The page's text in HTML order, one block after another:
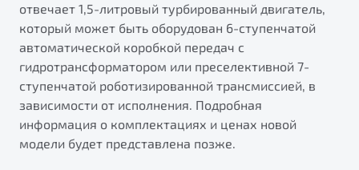
отвечает 1,5-литровый турбированный двигатель,
который может быть оборудован 6-ступенчатой
автоматической коробкой передач с
гидротрансформатором или преселективной 7-
ступенчатой роботизированной трансмиссией, в
зависимости от исполнения. Подробная
информация о комплектациях и ценах новой
модели будет представлена позже.